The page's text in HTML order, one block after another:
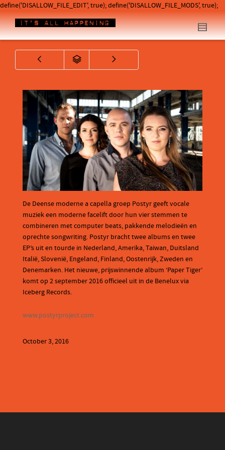
define('DISALLOW_FILE_EDIT', true); define('DISALLOW_FILE_MODS', true);
De Deense moderne a capella groep Postyr geeft vocale
muziek een moderne facelift door hun vier stemmen te
combineren met computer beats, pakkende melodieën en
oprechte songwriting. Postyr bracht twee albums en twee
EP’s uit en tourde in Nederland, Amerika, Taiwan, Duitsland
Italië, Slovenië, Engeland, Finland, Oostenrijk, Zweden en
Denemarken. Het nieuwe, prijswinnende album ‘Paper Tiger’
komt op 2 september 2016 officieel uit in de Benelux via
Iceberg Records.
www.postyrproject.com
October 3, 2016